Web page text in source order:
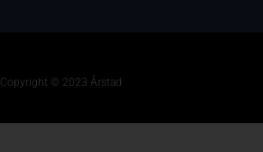
Copyright © 2023 Årstad